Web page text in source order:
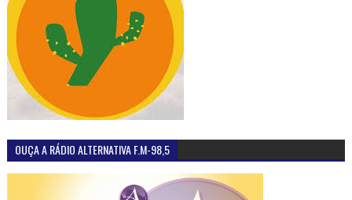
OUÇA A RÁDIO ALTERNATIVA F.M-98,5